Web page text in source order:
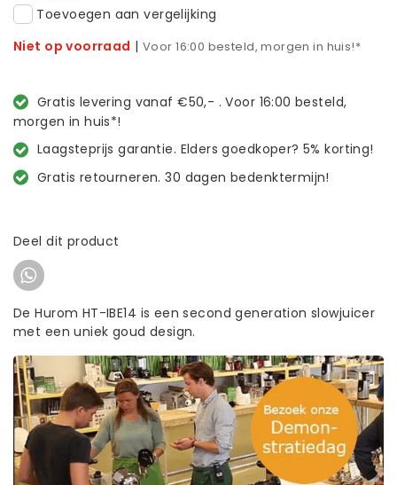
Toevoegen aan vergelijking
Niet op voorraad | Voor 16:00 besteld, morgen in huis!*
Gratis levering vanaf €50,- . Voor 16:00 besteld,
morgen in huis*!
Laagsteprijs garantie. Elders goedkoper? 5% korting!
Gratis retourneren. 30 dagen bedenktermijn!
Deel dit product
De Hurom HT-IBE14 is een second generation slowjuicer
met een uniek goud design.